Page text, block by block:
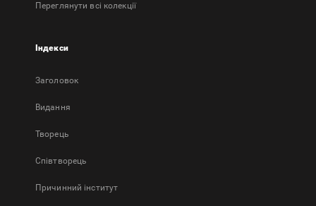
Переглянути всі колекції
Індекси
Заголовок
Bидання
Творець
Співтворець
Причинний інститут